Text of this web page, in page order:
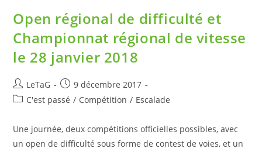
Open régional de difficulté et
Championnat régional de vitesse
le 28 janvier 2018
LeTaG
9 décembre 2017
C'est passé / Compétition / Escalade
Une journée, deux compétitions officielles possibles, avec
un open de difficulté sous forme de contest de voies, et un